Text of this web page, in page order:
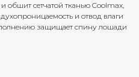
обшит сетчатой тканью Coolmax,
и отвод влаги
защищает спину лошади